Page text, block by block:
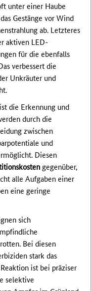
unter einer Haube
Gestänge vor Wind
ab. Letzteres
aktiven LED-
für die ebenfalls
verbessert die
Unkräuter und
die Erkennung und
durch die
zwischen
und
Diesen
gegenüber,
alle Aufgaben einer
eine geringe
sich
Bei diesen
stark das
ist bei präziser
selektive